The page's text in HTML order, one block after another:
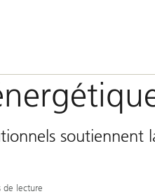
de lecture